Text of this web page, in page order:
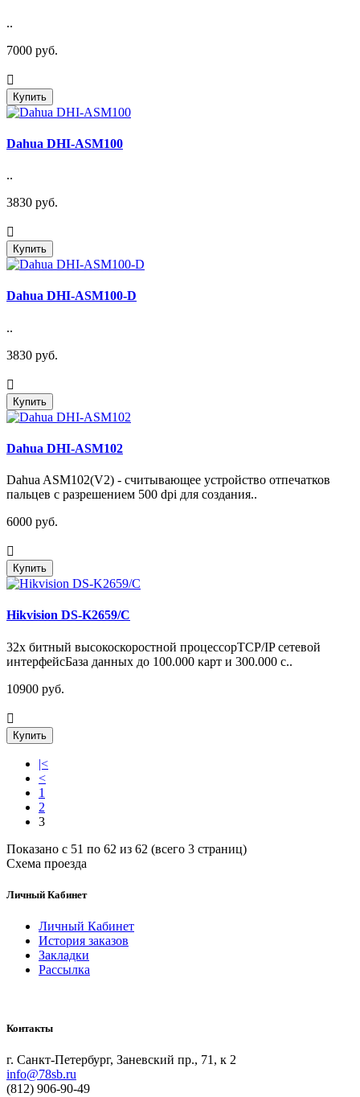
..
7000 руб.
Купить
Dahua DHI-ASM100
..
3830 руб.
Купить
Dahua DHI-ASM100-D
..
3830 руб.
Купить
Dahua DHI-ASM102
Dahua ASM102(V2) - считывающее устройство отпечатков
пальцев с разрешением 500 dpi для создания..
6000 руб.
Купить
Hikvision DS-K2659/C
32х битный высокоскоростной процессорTCP/IP сетевой
интерфейсБаза данных до 100.000 карт и 300.000 с..
10900 руб.
Купить
|<
<
1
2
3
Показано с 51 по 62 из 62 (всего 3 страниц)
Схема проезда
Личный Кабинет
Личный Кабинет
История заказов
Закладки
Рассылка
Контакты
г. Санкт-Петербург, Заневский пр., 71, к 2
info@78sb.ru
(812) 906-90-49